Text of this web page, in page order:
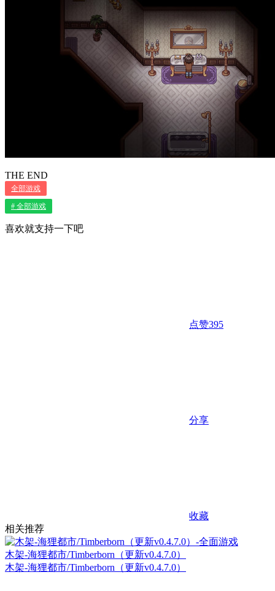
THE END
全部游戏
# 全部游戏
喜欢就支持一下吧
点赞395
分享
收藏
相关推荐
木架-海狸都市/Timberborn（更新v0.4.7.0）
木架-海狸都市/Timberborn（更新v0.4.7.0）